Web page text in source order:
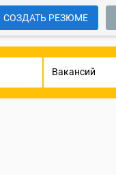
СОЗДАТЬ РЕЗЮМЕ
Вакансий